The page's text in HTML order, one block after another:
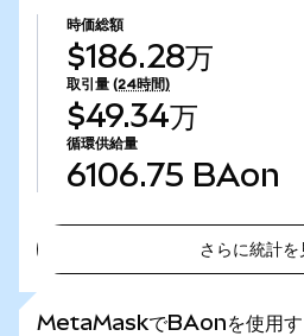
時価総額
$186.28万
取引量 (24時間)
$49.34万
循環供給量
6106.75 BAon
さらに統計を
MetaMaskでBAonを使用す